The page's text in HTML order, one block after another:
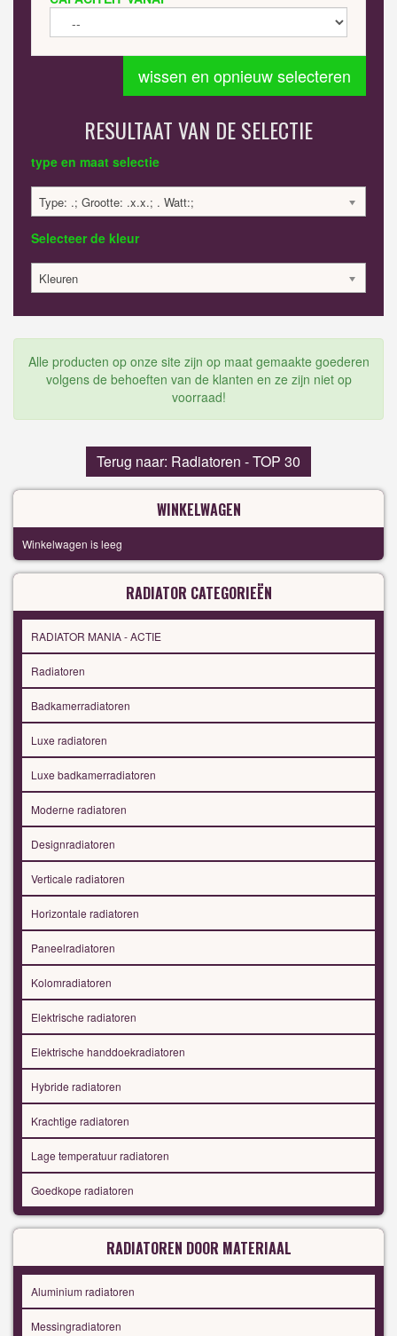
wissen en opnieuw selecteren
RESULTAAT VAN DE SELECTIE
type en maat selectie
Type: .; Grootte: .x.x.; . Watt:;
Selecteer de kleur
Kleuren
Alle producten op onze site zijn op maat gemaakte goederen
volgens de behoeften van de klanten en ze zijn niet op
voorraad!
Terug naar: Radiatoren - TOP 30
WINKELWAGEN
Winkelwagen is leeg
RADIATOR CATEGORIEËN
RADIATOR MANIA - ACTIE
Radiatoren
Badkamerradiatoren
Luxe radiatoren
Luxe badkamerradiatoren
Moderne radiatoren
Designradiatoren
Verticale radiatoren
Horizontale radiatoren
Paneelradiatoren
Kolomradiatoren
Elektrische radiatoren
Elektrische handdoekradiatoren
Hybride radiatoren
Krachtige radiatoren
Lage temperatuur radiatoren
Goedkope radiatoren
RADIATOREN DOOR MATERIAAL
Aluminium radiatoren
Messingradiatoren